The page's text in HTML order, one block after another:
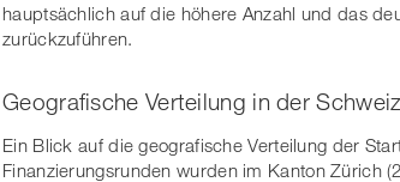
hauptsächlich auf die höhere Anzahl und das
zurückzuführen.
Geografische Verteilung in der Schweiz
Ein Blick auf die geografische Verteilung der
Finanzierungsrunden wurden im Kanton Zürich